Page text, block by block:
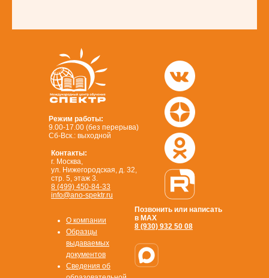
Режим работы:
9.00-17.00 (без перерыва)
Сб-Вск.: выходной
Позвонить или написать
в MAX
8 (930) 932 50 08
Контакты:
г. Москва,
ул. Нижегородская, д. 32,
стр. 5, этаж 3.
8 (499) 450-84-33
info@ano-spektr.ru
О компании
Образцы
выдаваемых
документов
Сведения об